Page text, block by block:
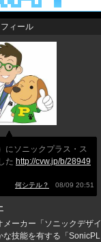
ィール
にソニックプラス・ス
た http://cvw.jp/b/28949
何シテル？ 08/09 20:51
ーカー「ソニックデザイ
技能を有する「SonicPL